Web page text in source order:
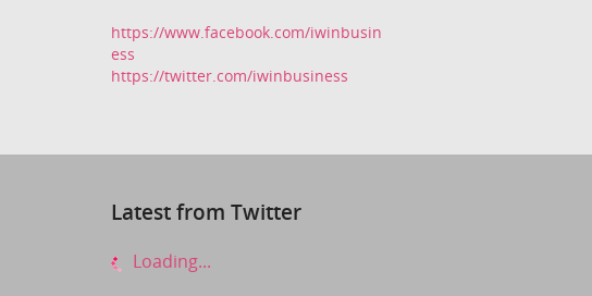
https://www.facebook.com/iwinbusin
ess
https://twitter.com/iwinbusiness
Latest from Twitter
Loading...